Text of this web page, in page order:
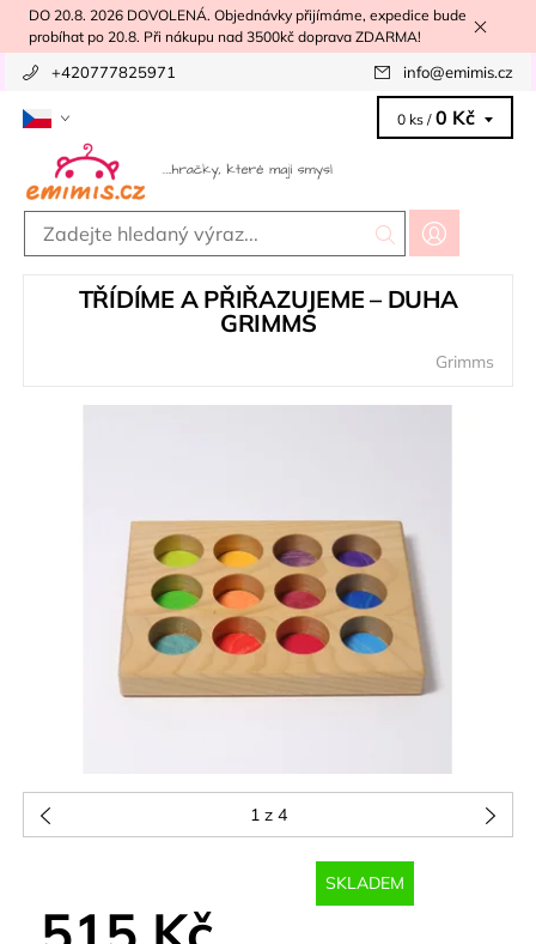
DO 20.8. 2026 DOVOLENÁ. Objednávky přijímáme, expedice bude
probíhat po 20.8. Při nákupu nad 3500kč doprava ZDARMA!
+420777825971 info@emimis.cz
0 ks / 0 Kč
TŘÍDÍME A PŘIŘAZUJEME – DUHA
GRIMMS
Grimms
1z 4
SKLADEM